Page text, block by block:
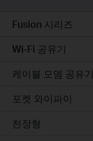
Fusion 시리즈
Wi-Fi 공유기
케이블 모뎀 공유기
포켓 와이파이
천장형